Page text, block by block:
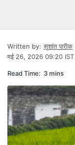
Written by: सुशांत पारीक
मई 26, 2026 09:20 IST
Read Time: 3 mins